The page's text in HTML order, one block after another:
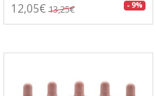
12,05€ 13,25€ - 9%